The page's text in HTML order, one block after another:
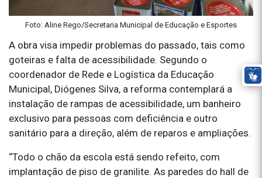
Foto: Aline Rego/Secretaria Municipal de Educação e Esportes
A obra visa impedir problemas do passado, tais como
goteiras e falta de acessibilidade. Segundo o
coordenador de Rede e Logística da Educação
Municipal, Diógenes Silva, a reforma contemplará a
instalação de rampas de acessibilidade, um banheiro
exclusivo para pessoas com deficiência e outro
sanitário para a direção, além de reparos e ampliações.
“Todo o chão da escola está sendo refeito, com
implantação de piso de granilite. As paredes do hall de